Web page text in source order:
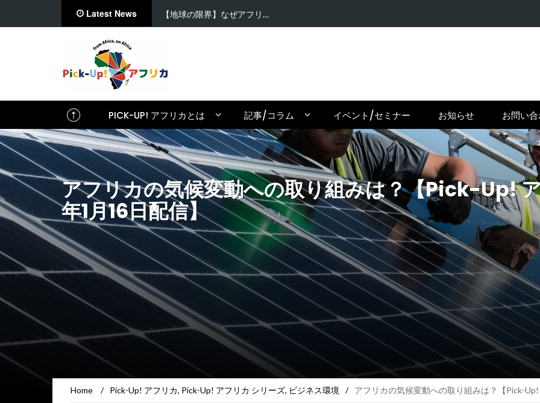
Latest News 【在住者が語る】セネガル…
PICK-UP! アフリカとは 記事/コラム イベント/セミナー お知らせ お問い
アフリカの気候変動への取り組みは？【Pick-Up!
年1月16日配信】
Home / Pick-Up! アフリカ, Pick-Up! アフリカ シリーズ, ビジネス環境 / アフリカの気候変動への取り組みは？【Pick-